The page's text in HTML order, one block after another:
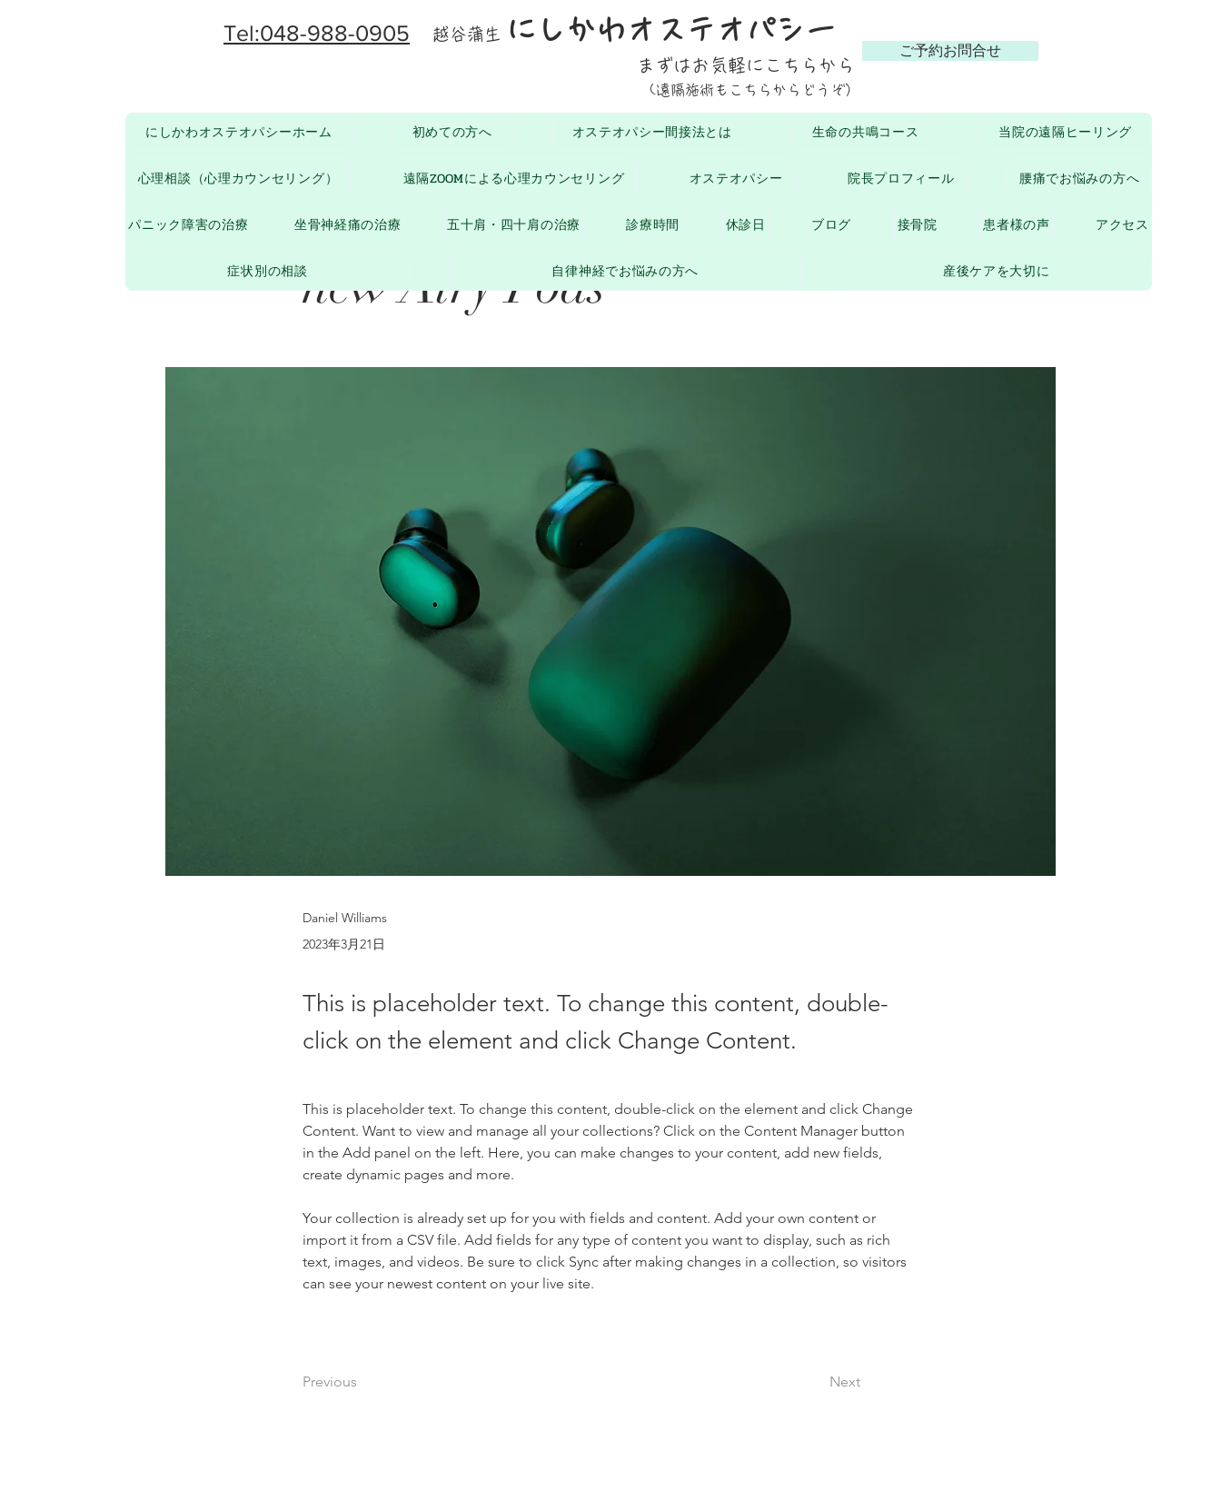
ご予約お問合せ
Tel:048-988-0905 越谷蒲生 にしかわオステオパシー
まずはお気軽にこちらから
(遠隔施術もこちらからどうぞ）
Gadget review: release of
new Airy Pods
Daniel Williams
2023年3月21日
This is placeholder text. To change this content, double-
click on the element and click Change Content.
This is placeholder text. To change this content, double-click on the element and click Change
Content. Want to view and manage all your collections? Click on the Content Manager button
in the Add panel on the left. Here, you can make changes to your content, add new fields,
create dynamic pages and more.
Your collection is already set up for you with fields and content. Add your own content or
import it from a CSV file. Add fields for any type of content you want to display, such as rich
text, images, and videos. Be sure to click Sync after making changes in a collection, so visitors
can see your newest content on your live site.
Previous Next
にしかわオステオパシーホーム 初めての方へ オステオパシー間接法とは 生命の共鳴コース 当院の遠隔ヒーリング
心理相談（心理カウンセリング） 遠隔ZOOMによる心理カウンセリング オステオパシー 院長プロフィール 腰痛でお悩みの方へ
パニック障害の治療 坐骨神経痛の治療 五十肩・四十肩の治療 診療時間 休診日 ブログ 接骨院 患者様の声 アクセス
症状別の相談 自律神経でお悩みの方へ 産後ケアを大切に